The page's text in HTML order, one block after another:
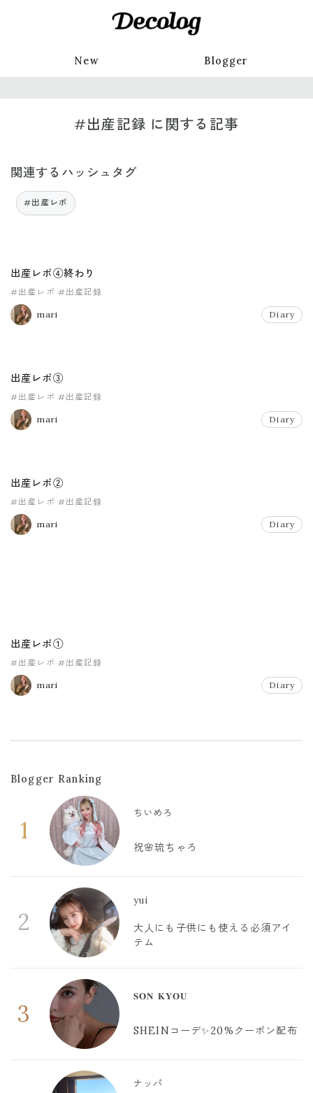
New Blogger
#出産記録 に関する記事
関連するハッシュタグ
#出産レポ
出産レポ④終わり
#出産レポ #出産記録
mari Diary
出産レポ③
#出産レポ #出産記録
mari Diary
出産レポ②
#出産レポ #出産記録
mari Diary
出産レポ①
#出産レポ #出産記録
mari Diary
Blogger Ranking
1
ちいめろ
祝🌸琉ちゃろ
2
yui
大人にも子供にも使える必須アイ
テム
3
𝐒𝐎𝐍 𝐊𝐘𝐎𝐔
SHEINコーデ✨20%クーポン配布
ナッパ